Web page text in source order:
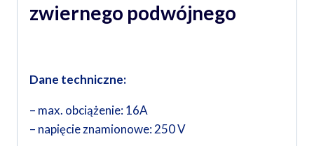
zwiernego podwójnego
Dane techniczne:
– max. obciążenie: 16A
– napięcie znamionowe: 250 V